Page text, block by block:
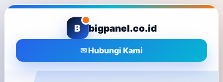
B bigpanel.co.id
✉ Hubungi Kami